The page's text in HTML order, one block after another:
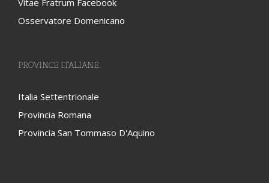
Osservatore Domenicano
PROVINCE ITALIANE
Italia Settentrionale
Provincia Romana
Provincia San Tommaso D'Aquino